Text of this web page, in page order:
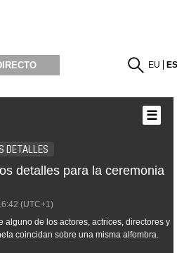
EU
DETALLES
detalles para la ceremonia
(UTC+1)
alguno de los actores, actrices, directores y
coincidan sobre una misma alfombra.
☰